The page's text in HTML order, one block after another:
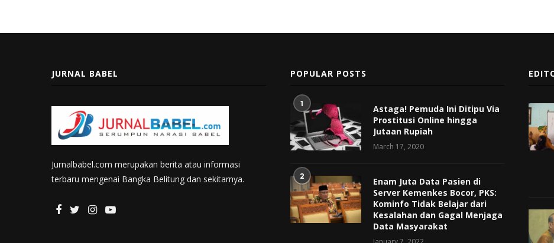
JURNAL BABEL
Jurnalbabel.com merupakan berita atau informasi
terbaru mengenai Bangka Belitung dan sekitarnya.
POPULAR POSTS
1
Astaga! Pemuda Ini Ditipu Via
Prostitusi Online hingga
Jutaan Rupiah
March 17, 2020
2
Enam Juta Data Pasien di
Server Kemenkes Bocor, PKS:
Kominfo Tidak Belajar dari
Kesalahan dan Gagal Menjaga
Data Masyarakat